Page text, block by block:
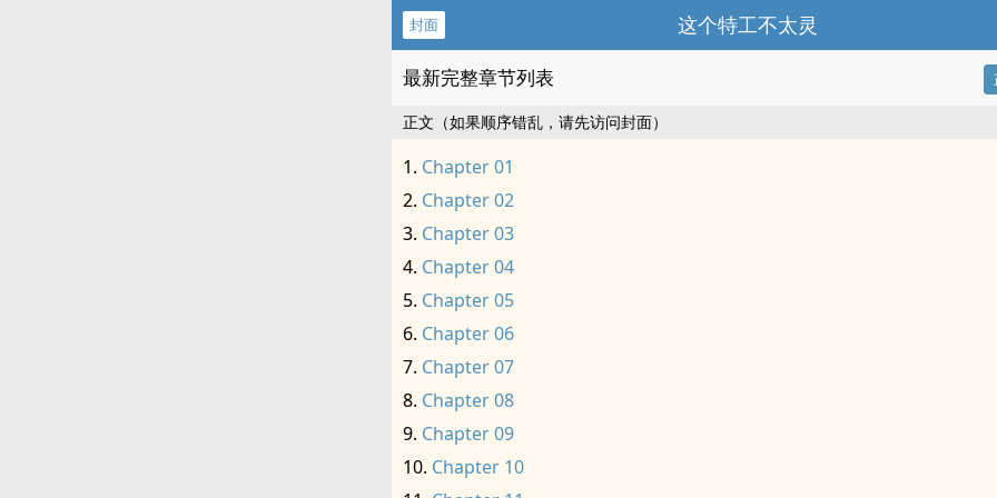
封面 这个特工不太灵
最新完整章节列表
正文（如果顺序错乱，请先访问封面）
Chapter 01
Chapter 02
Chapter 03
Chapter 04
Chapter 05
Chapter 06
Chapter 07
Chapter 08
Chapter 09
Chapter 10